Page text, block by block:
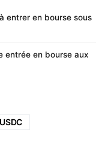
entrer en bourse sous
entrée en bourse aux
USDC